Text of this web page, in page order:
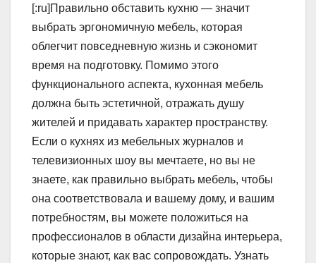
[:ru]Правильно обставить кухню — значит
выбрать эргономичную мебель, которая
облегчит повседневную жизнь и сэкономит
время на подготовку. Помимо этого
функционального аспекта, кухонная мебель
должна быть эстетичной, отражать душу
жителей и придавать характер пространству.
Если о кухнях из мебельных журналов и
телевизионных шоу вы мечтаете, но вы не
знаете, как правильно выбрать мебель, чтобы
она соответствовала и вашему дому, и вашим
потребностям, вы можете положиться на
профессионалов в области дизайна интерьера,
которые знают, как вас сопровождать. Узнать